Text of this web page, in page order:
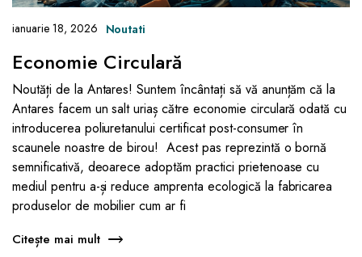
ianuarie 18, 2026 Noutati
Economie Circulară
Noutăți de la Antares! Suntem încântați să vă anunțăm că la
Antares facem un salt uriaș către economie circulară odată cu
introducerea poliuretanului certificat post-consumer în
scaunele noastre de birou! Acest pas reprezintă o bornă
semnificativă, deoarece adoptăm practici prietenoase cu
mediul pentru a-și reduce amprenta ecologică la fabricarea
produselor de mobilier cum ar fi
Citește mai mult